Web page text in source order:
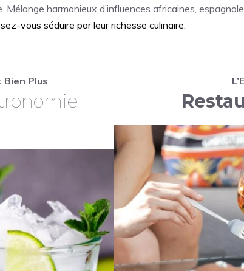
harmonieux d’influences africaines,
vous séduire par leur richesse culinaire.
Bien Plus